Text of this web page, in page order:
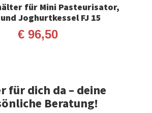
für Mini Pasteurisator,
Joghurtkessel FJ 15
€ 96,50
für dich da – deine
Beratung!